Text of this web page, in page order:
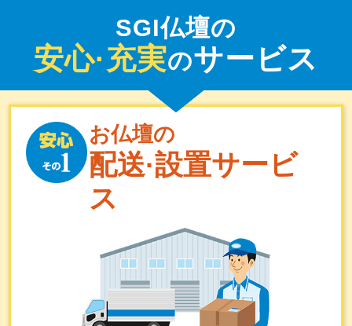
SGI仏壇の
安心·充実のサービス
お仏壇の
配送·設置サービ
ス